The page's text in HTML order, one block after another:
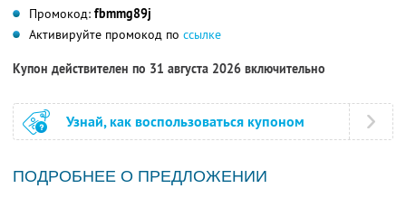
Промокод: fbmmg89j
Активируйте промокод по ссылке
Купон действителен по 31 августа 2026 включительно
Узнай, как воспользоваться купоном
ПОДРОБНЕЕ О ПРЕДЛОЖЕНИИ